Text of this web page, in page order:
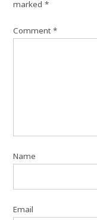
marked*
Comment*
Name
Email